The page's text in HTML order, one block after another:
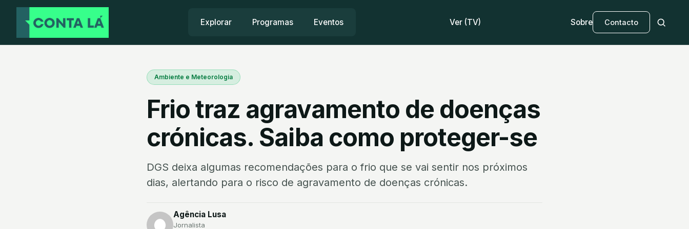
Explorar Programas Eventos Ver (TV) Sobre Contacto
Ambiente e Meteorologia
Frio traz agravamento de doenças
crónicas. Saiba como proteger-se
DGS deixa algumas recomendações para o frio que se vai sentir nos próximos
dias, alertando para o risco de agravamento de doenças crónicas.
Agência Lusa
Jornalista